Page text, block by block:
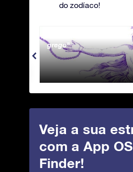
do zodíaco!
Andromeda - A
grego
Veja a sua
com a App
Finder!